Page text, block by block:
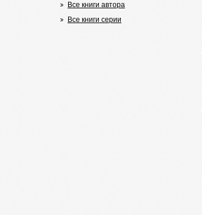
Все книги автора
Все книги серии